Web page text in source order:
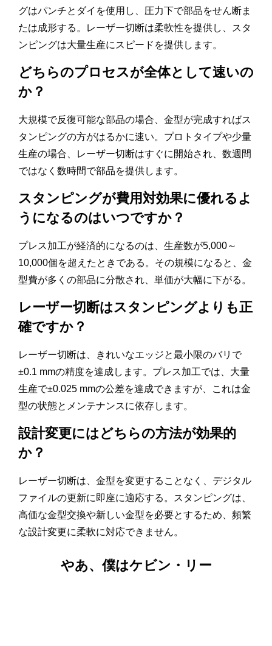
グはパンチとダイを使用し、圧力下で部品をせん断ま
たは成形する。レーザー切断は柔軟性を提供し、スタ
ンピングは大量生産にスピードを提供します。
どちらのプロセスが全体として速いの
か？
大規模で反復可能な部品の場合、金型が完成すればス
タンピングの方がはるかに速い。プロトタイプや少量
生産の場合、レーザー切断はすぐに開始され、数週間
ではなく数時間で部品を提供します。
スタンピングが費用対効果に優れるよ
うになるのはいつですか？
プレス加工が経済的になるのは、生産数が5,000～
10,000個を超えたときである。その規模になると、金
型費が多くの部品に分散され、単価が大幅に下がる。
レーザー切断はスタンピングよりも正
確ですか？
レーザー切断は、きれいなエッジと最小限のバリで
±0.1 mmの精度を達成します。プレス加工では、大量
生産で±0.025 mmの公差を達成できますが、これは金
型の状態とメンテナンスに依存します。
設計変更にはどちらの方法が効果的
か？
レーザー切断は、金型を変更することなく、デジタル
ファイルの更新に即座に適応する。スタンピングは、
高価な金型交換や新しい金型を必要とするため、頻繁
な設計変更に柔軟に対応できません。
やあ、僕はケビン・リー